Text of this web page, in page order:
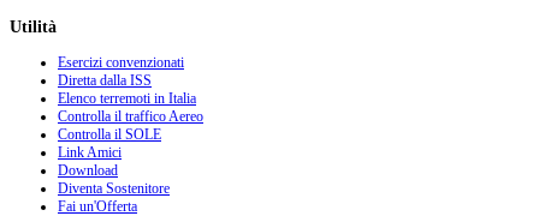
Utilità
Esercizi convenzionati
Diretta dalla ISS
Elenco terremoti in Italia
Controlla il traffico Aereo
Controlla il SOLE
Link Amici
Download
Diventa Sostenitore
Fai un'Offerta